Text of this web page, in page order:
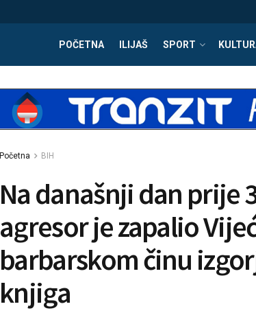
POČETNA ILIJAŠ SPORT
Početna BIH
Na današnji dan prije
agresor je zapalio
barbarskom činu
knjiga